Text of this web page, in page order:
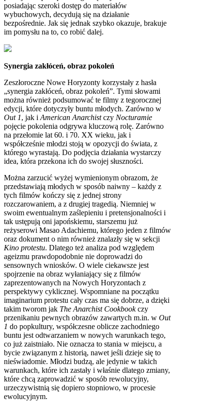
posiadając szeroki dostęp do materiałów
wybuchowych, decydują się na działanie
bezpośrednie. Jak się jednak szybko okazuje, brakuje
im pomysłu na to, co robić dalej.
Synergia zakłóceń, obraz pokoleń
Zeszłoroczne Nowe Horyzonty korzystały z hasła
„synergia zakłóceń, obraz pokoleń”. Tymi słowami
można również podsumować te filmy z tegorocznej
edycji, które dotyczyły buntu młodych. Zarówno w
Out 1, jak i American Anarchistczy Nocturamie
pojęcie pokolenia odgrywa kluczową rolę. Zarówno
na przełomie lat 60. i 70. XX wieku, jak i
współcześnie młodzi stoją w opozycji do świata, z
którego wyrastają. Do podjęcia działania wystarczy
idea, która przekona ich do swojej słuszności.
Można zarzucić wyżej wymienionym obrazom, że
przedstawiają młodych w sposób naiwny – każdy z
tych filmów kończy się z jednej strony
rozczarowaniem, a z drugiej tragedią. Niemniej w
swoim ewentualnym zaślepieniu i pretensjonalności i
tak ustępują oni japońskiemu, starszemu już
reżyserowi Masao Adachiemu, którego jeden z filmów
oraz dokument o nim również znalazły się w sekcji
Kino protestu. Dlatego też analiza pod względem
ageizmu prawdopodobnie nie doprowadzi do
sensownych wniosków. O wiele ciekawsze jest
spojrzenie na obraz wyłaniający się z filmów
zaprezentowanych na Nowych Horyzontach z
perspektywy cyklicznej. Wspomniane na początku
imaginarium protestu cały czas ma się dobrze, a dzięki
takim tworom jak The Anarchist Cookbookczy
przenikaniu pewnych obrazów zawartych m.in. w Out
1 do popkultury, współczesne oblicze zachodniego
buntu jest odtwarzaniem w nowych warunkach tego,
co już zaistniało. Nie oznacza to stania w miejscu, a
bycie związanym z historią, nawet jeśli dzieje się to
nieświadomie. Młodzi budzą, ale jedynie w takich
warunkach, które ich zastały i właśnie dlatego zmiany,
które chcą zaprowadzić w sposób rewolucyjny,
urzeczywistnią się dopiero stopniowo, w procesie
ewolucyjnym.